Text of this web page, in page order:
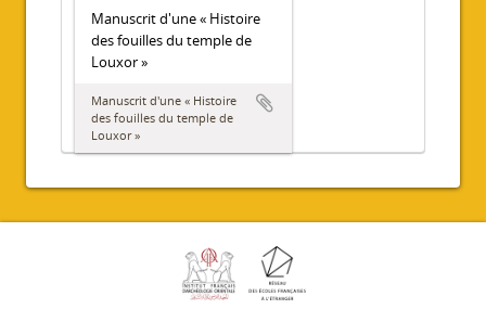
Manuscrit d'une « Histoire
des fouilles du temple de
Louxor »
Manuscrit d'une « Histoire
des fouilles du temple de
Louxor »